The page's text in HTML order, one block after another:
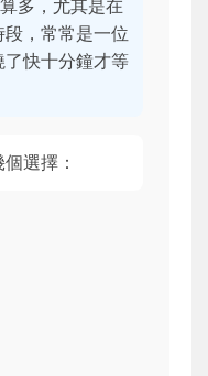
多，尤其是在
，常常是一位
快十分鐘才等
選擇：